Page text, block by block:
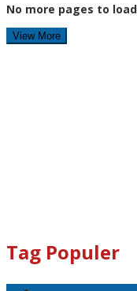
No more pages to
View More
Tag Populer